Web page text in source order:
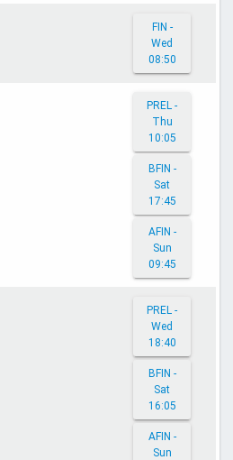
FIN -
Wed
08:50
PREL -
Thu
10:05
BFIN -
Sat
17:45
AFIN -
Sun
09:45
PREL -
Wed
18:40
BFIN -
Sat
16:05
AFIN -
Sun